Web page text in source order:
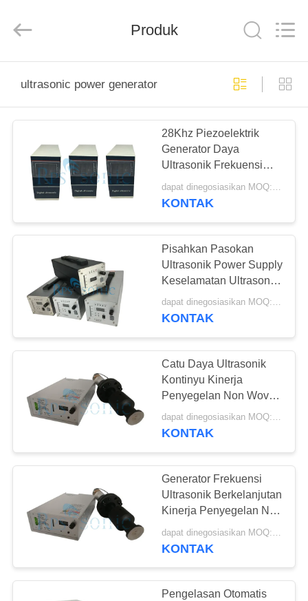
PRODUK
TENTANG
KAMI
TUR
KONTROL
KUALITAS
HUBUNGI
BERITA
KASUS
SITEMAP
PRIVASI
Ltd..
Produk
ultrasonic power generator
28Khz Piezoelektrik
Generator Daya
Ultrasonik Frekuensi
Tinggi
dapat dinegosiasikan MOQ:1pcs
KONTAK
Pisahkan Pasokan
Ultrasonik Power Supply
Keselamatan Ultrasonik
Weld Generator
dapat dinegosiasikan MOQ:1pcs
KONTAK
Catu Daya Ultrasonik
Kontinyu Kinerja
Penyegelan Non Woven
Yang Stabil
dapat dinegosiasikan MOQ:1pcs
KONTAK
Generator Frekuensi
Ultrasonik Berkelanjutan
Kinerja Penyegelan Non
Woven Stabil
KONTAK
Pengelasan Otomatis